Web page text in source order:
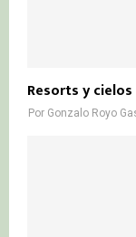
Resorts y
Por Gonzalo Royo